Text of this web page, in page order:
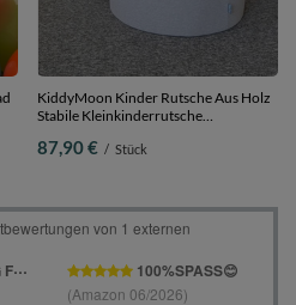
KiddyMoon Kinder Rutsche Aus Holz
Stabile Kleinkinderrutsche
87,90 € / Stück